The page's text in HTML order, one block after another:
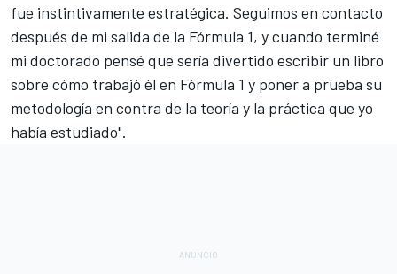
fue instintivamente estratégica. Seguimos en contacto
después de mi salida de la Fórmula 1, y cuando terminé
mi doctorado pensé que sería divertido escribir un libro
sobre cómo trabajó él en Fórmula 1 y poner a prueba su
metodología en contra de la teoría y la práctica que yo
había estudiado".